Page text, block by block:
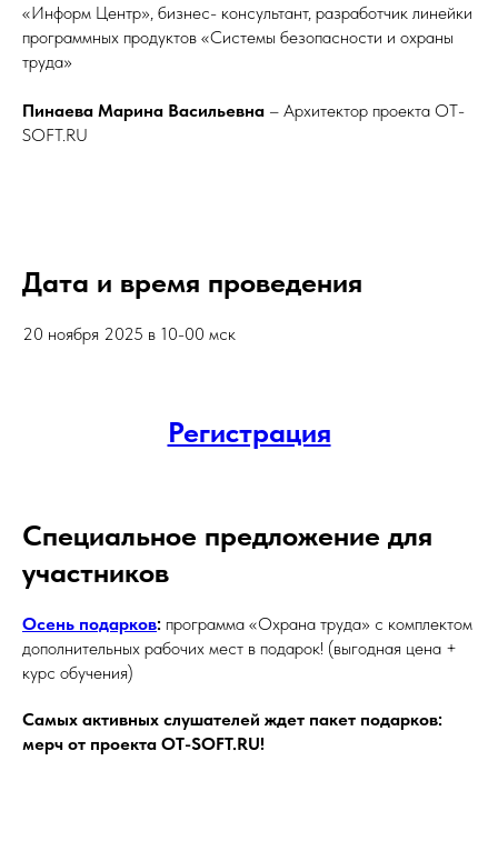
«Информ Центр», бизнес- консультант, разработчик линейки
программных продуктов «Системы безопасности и охраны
труда»
Пинаева Марина Васильевна – Архитектор проекта OT-
SOFT.RU
Дата и время проведения
20 ноября 2025 в 10-00 мск
Регистрация
Специальное предложение для
участников
Осень подарков: программа «Охрана труда» с комплектом
дополнительных рабочих мест в подарок! (выгодная цена +
курс обучения)
Самых активных слушателей ждет пакет подарков:
мерч от проекта OT-SOFT.RU!